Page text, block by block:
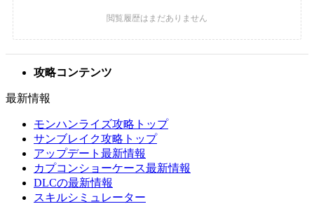
攻略コンテンツ
最新情報
モンハンライズ攻略トップ
サンブレイク攻略トップ
アップデート最新情報
カプコンショーケース最新情報
DLCの最新情報
スキルシミュレーター